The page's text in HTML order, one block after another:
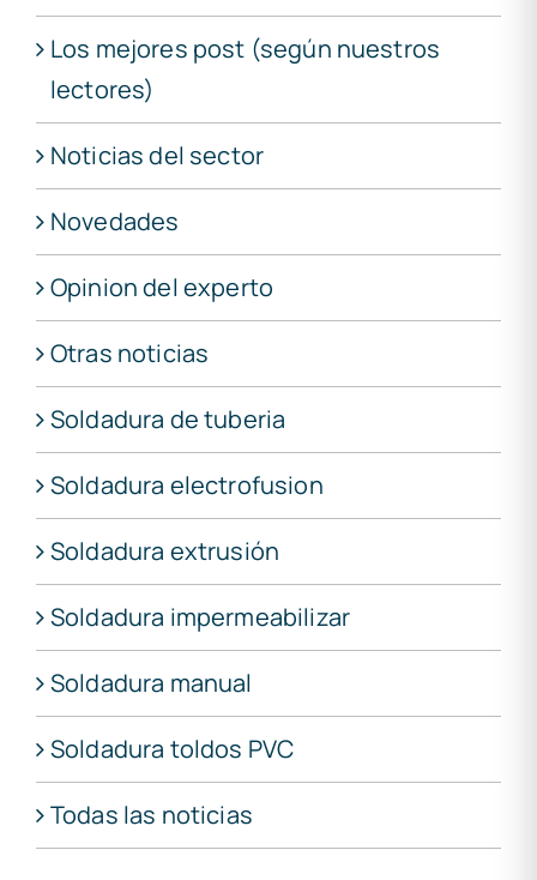
Los mejores post (según nuestros
lectores)
Noticias del sector
Novedades
Opinion del experto
Otras noticias
Soldadura de tuberia
Soldadura electrofusion
Soldadura extrusión
Soldadura impermeabilizar
Soldadura manual
Soldadura toldos PVC
Todas las noticias